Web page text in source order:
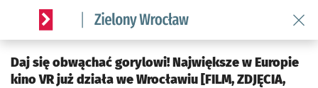
Serwis informacyjny wroclaw.pl podserwis: Środowisko we
Daj się obwąchać gorylowi! Największe w Europie
kino VR już działa we Wrocławiu [FILM, ZDJĘCIA,